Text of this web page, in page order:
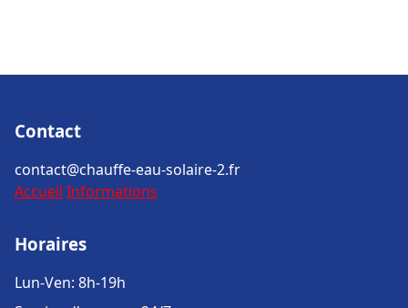
Contact
contact@chauffe-eau-solaire-2.fr
Accueil Informations
Horaires
Lun-Ven: 8h-19h